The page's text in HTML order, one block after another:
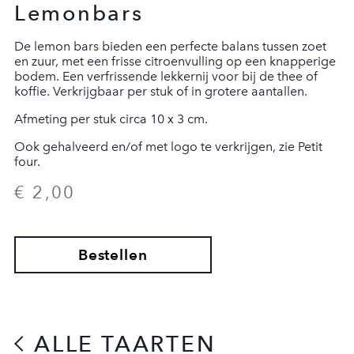
Lemonbars
De lemon bars bieden een perfecte balans tussen zoet
en zuur, met een frisse citroenvulling op een knapperige
bodem. Een verfrissende lekkernij voor bij de thee of
koffie. Verkrijgbaar per stuk of in grotere aantallen.
Afmeting per stuk circa 10 x 3 cm.
Ook gehalveerd en/of met logo te verkrijgen, zie Petit
four.
€ 2,00
Bestellen
ALLE TAARTEN